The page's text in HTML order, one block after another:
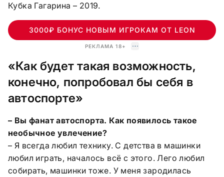
Кубка Гагарина – 2019.
3000₽ БОНУС НОВЫМ ИГРОКАМ ОТ LEON
РЕКЛАМА 18+
«Как будет такая возможность,
конечно, попробовал бы себя в
автоспорте»
– Вы фанат автоспорта. Как появилось такое
необычное увлечение?
– Я всегда любил технику. С детства в машинки
любил играть, началось всё с этого. Лего любил
собирать, машинки тоже. У меня зародилась